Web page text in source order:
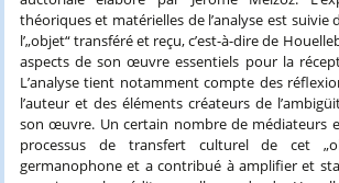
théoriques et matérielles de l’analyse est suivie
l’„objet“ transféré et reçu, c’est-à-dire de
aspects de son œuvre essentiels pour la
L’analyse tient notamment compte des
l’auteur et des éléments créateurs de
son œuvre. Un certain nombre de médiateurs
processus de transfert culturel de cet
germanophone et a contribué à amplifier et